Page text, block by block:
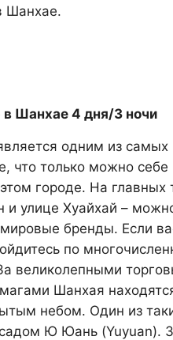
Шанхае.
Шанхае 4 дня/3 ночи
одним из
что только можно
городе. На главных
и улице Хуайхай –
бренды. Если
по
великолепными
Шанхая
небом. Один из
Ю Юань (Yuyuan).